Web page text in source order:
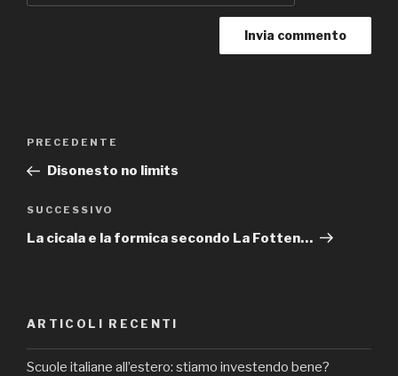
Articolo
precedente:
PRECEDENTE
Disonesto no limits
Articolo
successivo
SUCCESSIVO
La cicala e la formica secondo La Fotten…
ARTICOLI RECENTI
Scuole italiane all’estero: stiamo investendo bene?